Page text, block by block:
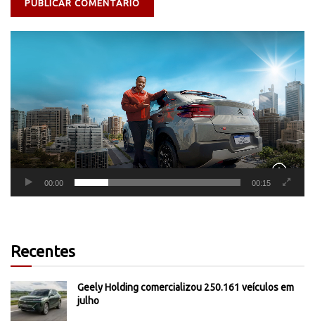
00:00 00:15
Recentes
Geely Holding comercializou 250.161 veículos em
julho